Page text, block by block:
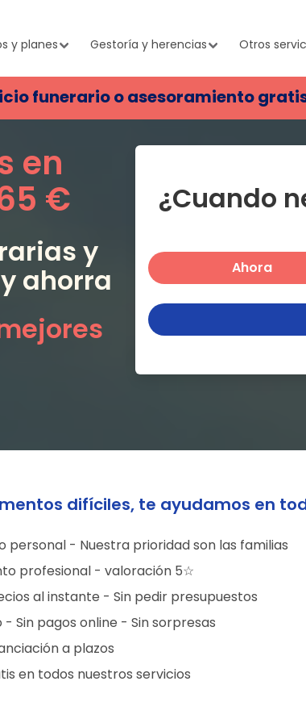
y planes Gestoría y herencias Otros
funerario o asesoramiento
en
€
y
y ahorra
¿Cuando
Ahora
difíciles, te ayudamos en
personal - Nuestra prioridad son las familias
profesional - valoración 5☆
al instante - Sin pedir presupuestos
- Sin pagos online - Sin sorpresas
a plazos
en todos nuestros servicios